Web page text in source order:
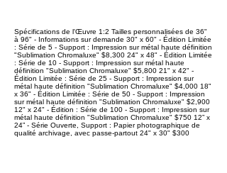
Spécifications de l'Œuvre 1:2 Tailles personnalisées de 36"
à 96" - Informations sur demande 30" x 60" - Édition Limitée
: Série de 5 - Support : Impression sur métal haute définition
"Sublimation Chromaluxe" $8,300 24" x 48" - Édition Limitée
: Série de 10 - Support : Impression sur métal haute
définition "Sublimation Chromaluxe" $5,800 21" x 42" -
Édition Limitée : Série de 25 - Support : Impression sur
métal haute définition "Sublimation Chromaluxe" $4,000 18"
x 36" - Édition Limitée : Série de 50 - Support : Impression
sur métal haute définition "Sublimation Chromaluxe" $2,900
12" x 24" - Édition : Série de 100 - Support : Impression sur
métal haute définition "Sublimation Chromaluxe" $750 12” x
24” - Série Ouverte, Support : Papier photographique de
qualité archivage, avec passe-partout 24" x 30" $300